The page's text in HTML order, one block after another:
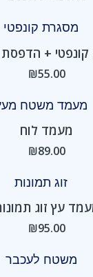
+
₪55.00
מעמד לוח
₪89.00
עץ זוג
₪95.00